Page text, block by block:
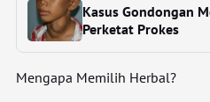
Kasus Gondongan
Perketat Prokes
Mengapa Memilih Herbal?